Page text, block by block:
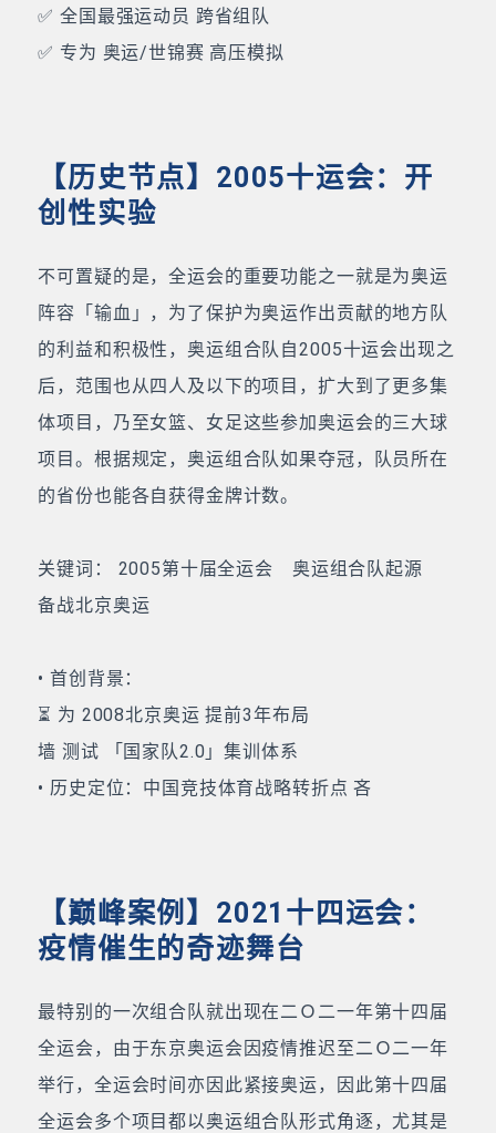
✅ 全国最强运动员 跨省组队
✅ 专为 奥运/世锦赛 高压模拟
【历史节点】2005十运会：开
创性实验
不可置疑的是，全运会的重要功能之一就是为奥运
阵容「输血」，为了保护为奥运作出贡献的地方队
的利益和积极性，奥运组合队自2005十运会出现之
后，范围也从四人及以下的项目，扩大到了更多集
体项目，乃至女篮、女足这些参加奥运会的三大球
项目。根据规定，奥运组合队如果夺冠，队员所在
的省份也能各自获得金牌计数。
关键词： 2005第十届全运会 奥运组合队起源
备战北京奥运
• 首创背景：
⏳ 为 2008北京奥运 提前3年布局
墙 测试 「国家队2.0」集训体系
• 历史定位：中国竞技体育战略转折点 吝
【巅峰案例】2021十四运会：
疫情催生的奇迹舞台
最特别的一次组合队就出现在二Ｏ二一年第十四届
全运会，由于东京奥运会因疫情推迟至二Ｏ二一年
举行，全运会时间亦因此紧接奥运，因此第十四届
全运会多个项目都以奥运组合队形式角逐，尤其是